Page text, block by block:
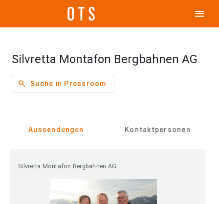
menu
Silvretta Montafon Bergbahnen AG
search Suche in Pressroom
Aussendungen Kontaktpersonen
Silvretta Montafon Bergbahnen AG